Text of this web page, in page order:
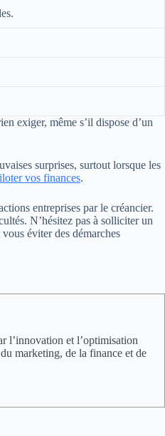
exiger, même s’il dispose d’un
surprises, surtout lorsque les
vos finances.
entreprises par le créancier.
N’hésitez pas à solliciter un
éviter des démarches
l’innovation et l’optimisation
marketing, de la finance et de